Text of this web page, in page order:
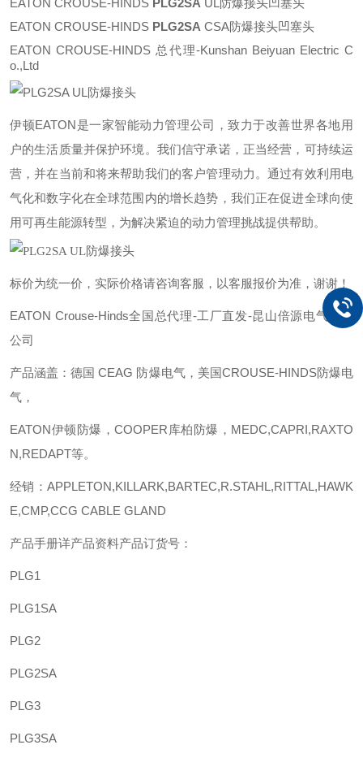
EATON CROUSE-HINDS PLG2SA UL防爆接头凹塞头
EATON CROUSE-HINDS PLG2SA CSA防爆接头凹塞头
EATON CROUSE-HINDS 总代理-Kunshan Beiyuan Electric C
o.,Ltd
伊顿EATON是一家智能动力管理公司，致力于改善世界各地用
户的生活质量并保护环境。我们信守承诺，正当经营，可持续运
营，并在当前和将来帮助我们的客户管理动力。通过有效利用电
气化和数字化在全球范围内的增长趋势，我们正在促进全球向使
用可再生能源转型，为解决紧迫的动力管理挑战提供帮助。
标价为统一价，实际价格请咨询客服，以客服报价为准，谢谢！
EATON Crouse-Hinds全国总代理-工厂直发-昆山倍源电气有限
公司
产品涵盖：德国 CEAG 防爆电气，美国CROUSE-HINDS防爆电
气，
EATON伊顿防爆，COOPER库柏防爆，MEDC,CAPRI,RAXTO
N,REDAPT等。
经销： APPLETON,KILLARK,BARTEC,R.STAHL,RITTAL,HAWK
E,CMP,CCG CABLE GLAND
产品手册详产品资料产品订货号：
PLG1
PLG1SA
PLG2
PLG2SA
PLG3
PLG3SA